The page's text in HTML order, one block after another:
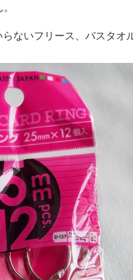
ないフリース、バスタオ